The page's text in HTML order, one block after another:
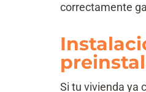
correctamente
Si tu vivienda ya